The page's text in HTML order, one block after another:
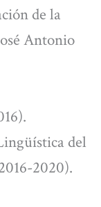
de la
Antonio
del
2020).